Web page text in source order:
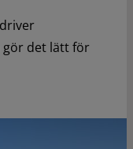
gör det lätt för